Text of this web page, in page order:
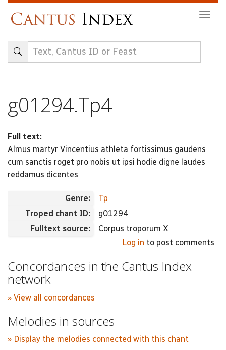
content
g01294.Tp4
Full text:
Almus martyr Vincentius athleta fortissimus gaudens
cum sanctis roget pro nobis ut ipsi hodie digne laudes
reddamus dicentes
Genre:
Tp
Troped chant ID:
g01294
Fulltext source:
Corpus troporum X
Log in to post comments
Concordances in the Cantus Index
network
» View all concordances
Melodies in sources
» Display the melodies connected with this chant